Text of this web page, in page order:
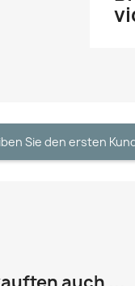
Sie den ersten